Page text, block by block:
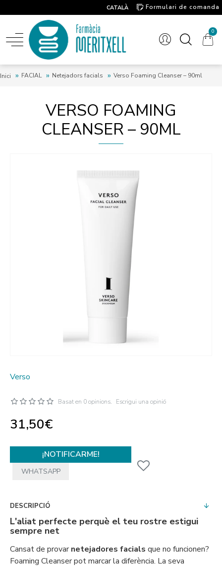
CATALÀ
Formulari de comanda
0
Inici FACIAL Netejadors facials Verso Foaming Cleanser – 90ml
VERSO FOAMING
CLEANSER – 90ML
Verso
Basat en 0 opinions. Escrigui una opinió
31,50€
¡NOTIFICARME!
WHATSAPP
DESCRIPCIÓ
L'aliat perfecte perquè el teu rostre estigui
sempre net
Cansat de provarneteja­dores facials que no funcionen?
Foaming Cleanser pot marcar la diferència. La seva